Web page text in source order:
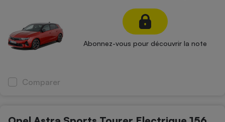
Abonnez-vous pour découvrir la note
Comparer